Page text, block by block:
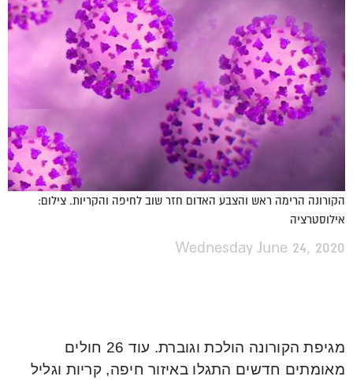
הקורונה הרימה ראש והצבע האדום חזר שוב לחיפה והקריות. צילום:
אילוסטרציה
Wednesday June 24, 2020
מגיפת הקורונה הולכת וגוברת. עוד 26 חולים
מאומתים חדשים התגלו באיזור חיפה, קריות וגליל